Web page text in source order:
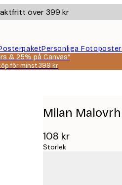
över 399 kr
Personliga
& 25% på Canvas*
för minst 399 kr
Milan
108 kr
Storlek